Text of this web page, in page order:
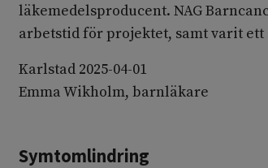
läkemedelsproducent. NAG
arbetstid för projektet, samt varit
Karlstad 2025-04-01
Emma Wikholm, barnläkare
Symtomlindring